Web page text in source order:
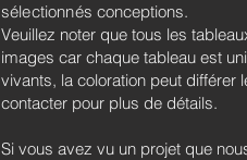
sélectionnés conceptions.
Veuillez noter que tous les
images car chaque tableau est
vivants, la coloration peut différer
contacter pour plus de détails.
Si vous avez vu un projet que